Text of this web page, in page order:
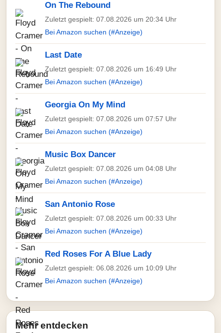
On The Rebound
Zuletzt gespielt: 07.08.2026 um 20:34 Uhr
Bei Amazon suchen (#Anzeige)
Last Date
Zuletzt gespielt: 07.08.2026 um 16:49 Uhr
Bei Amazon suchen (#Anzeige)
Georgia On My Mind
Zuletzt gespielt: 07.08.2026 um 07:57 Uhr
Bei Amazon suchen (#Anzeige)
Music Box Dancer
Zuletzt gespielt: 07.08.2026 um 04:08 Uhr
Bei Amazon suchen (#Anzeige)
San Antonio Rose
Zuletzt gespielt: 07.08.2026 um 00:33 Uhr
Bei Amazon suchen (#Anzeige)
Red Roses For A Blue Lady
Zuletzt gespielt: 06.08.2026 um 10:09 Uhr
Bei Amazon suchen (#Anzeige)
Mehr entdecken